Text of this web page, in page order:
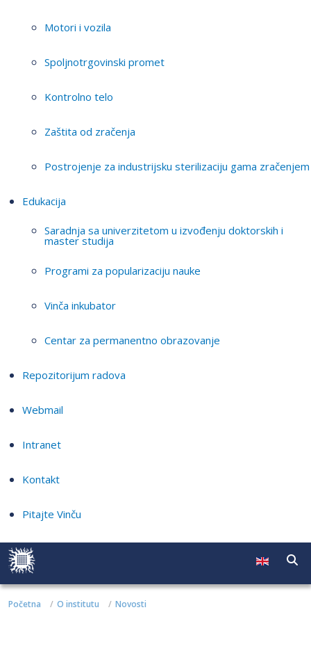
Motori i vozila
Spoljnotrgovinski promet
Kontrolno telo
Zaštita od zračenja
Postrojenje za industrijsku sterilizaciju gama zračenjem
Edukacija
Saradnja sa univerzitetom u izvođenju doktorskih i
master studija
Programi za popularizaciju nauke
Vinča inkubator
Centar za permanentno obrazovanje
Repozitorijum radova
Webmail
Intranet
Kontakt
Pitajte Vinču
Početna O institutu Novosti